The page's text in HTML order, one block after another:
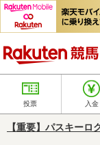
投票 入金
【重要】パスキーロ